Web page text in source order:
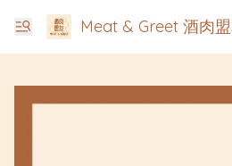
Meat & Greet 酒肉